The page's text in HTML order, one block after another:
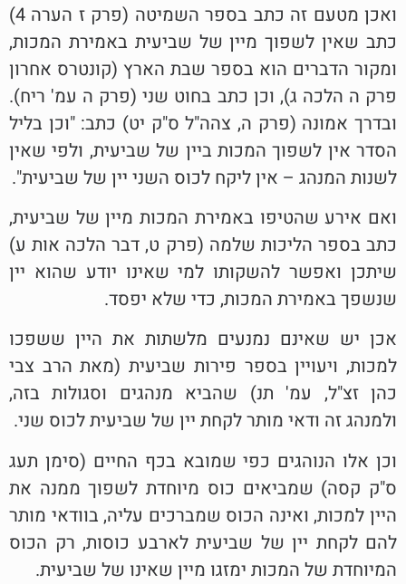
ואכן מטעם זה כתב בספר השמיטה (פרק ז הערה 4)
כתב שאין לשפוך מיין של שביעית באמירת המכות,
ומקור הדברים הוא בספר שבת הארץ (קונטרס אחרון
פרק ה הלכה ג), וכן כתב בחוט שני (פרק ה עמ' ריח).
ובדרך אמונה (פרק ה, צהה"ל ס"ק יט) כתב: "וכן בליל
הסדר אין לשפוך המכות ביין של שביעית, ולפי שאין
לשנות המנהג – אין ליקח לכוס השני יין של שביעית".
ואם אירע שהטיפו באמירת המכות מיין של שביעית,
כתב בספר הליכות שלמה (פרק ט, דבר הלכה אות ע)
שיתכן ואפשר להשקותו למי שאינו יודע שהוא יין
שנשפך באמירת המכות, כדי שלא יפסד.
אכן יש שאינם נמנעים מלשתות את היין ששפכו
למכות, ויעויין בספר פירות שביעית (מאת הרב צבי
כהן זצ"ל, עמ' תנ) שהביא מנהגים וסגולות בזה,
ולמנהג זה ודאי מותר לקחת יין של שביעית לכוס שני.
וכן אלו הנוהגים כפי שמובא בכף החיים (סימן תעג
ס"ק קסה) שמביאים כוס מיוחדת לשפוך ממנה את
היין למכות, ואינה הכוס שמברכים עליה, בוודאי מותר
להם לקחת יין של שביעית לארבע כוסות, רק הכוס
המיוחדת של המכות ימזגו מיין שאינו של שביעית.